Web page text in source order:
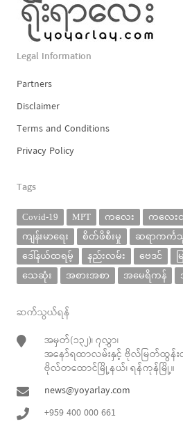
Legal Information
Partners
Disclaimer
Terms and Conditions
Privacy Policy
Tags
Covid-19 MPT ကလေး ကလေး
ကျန်းမာရေး
စိတ်ဖိစီးမှု ဆရာကင်္က
ဒေါ်နယ်ထရမ့်
နည်းလမ်း ဗေဒင်
သေဆုံး
အစားအစာ အမေရိကန်
ဆက်သွယ်ရန်
အမှတ်(၁၃၂)၊ ၇လွှာ၊
အနော်ရထာလမ်းနှင့် ဗိုလ်မြတ်ထွန်း
ဗိုလ်တထောင်မြို့နယ်၊ ရန်ကုန်မြို့။
news@yoyarlay.com
+959 400 000 661